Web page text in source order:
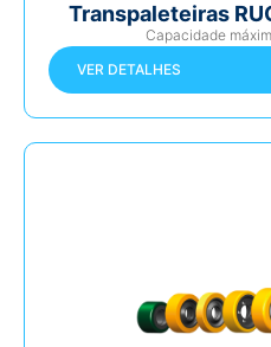
Transpaleteiras
Capacidade
VER DETALHES